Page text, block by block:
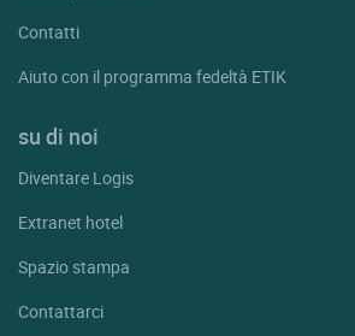
Contatti
Aiuto con il programma fedeltà ETIK
su di noi
Diventare Logis
Extranet hotel
Spazio stampa
Contattarci